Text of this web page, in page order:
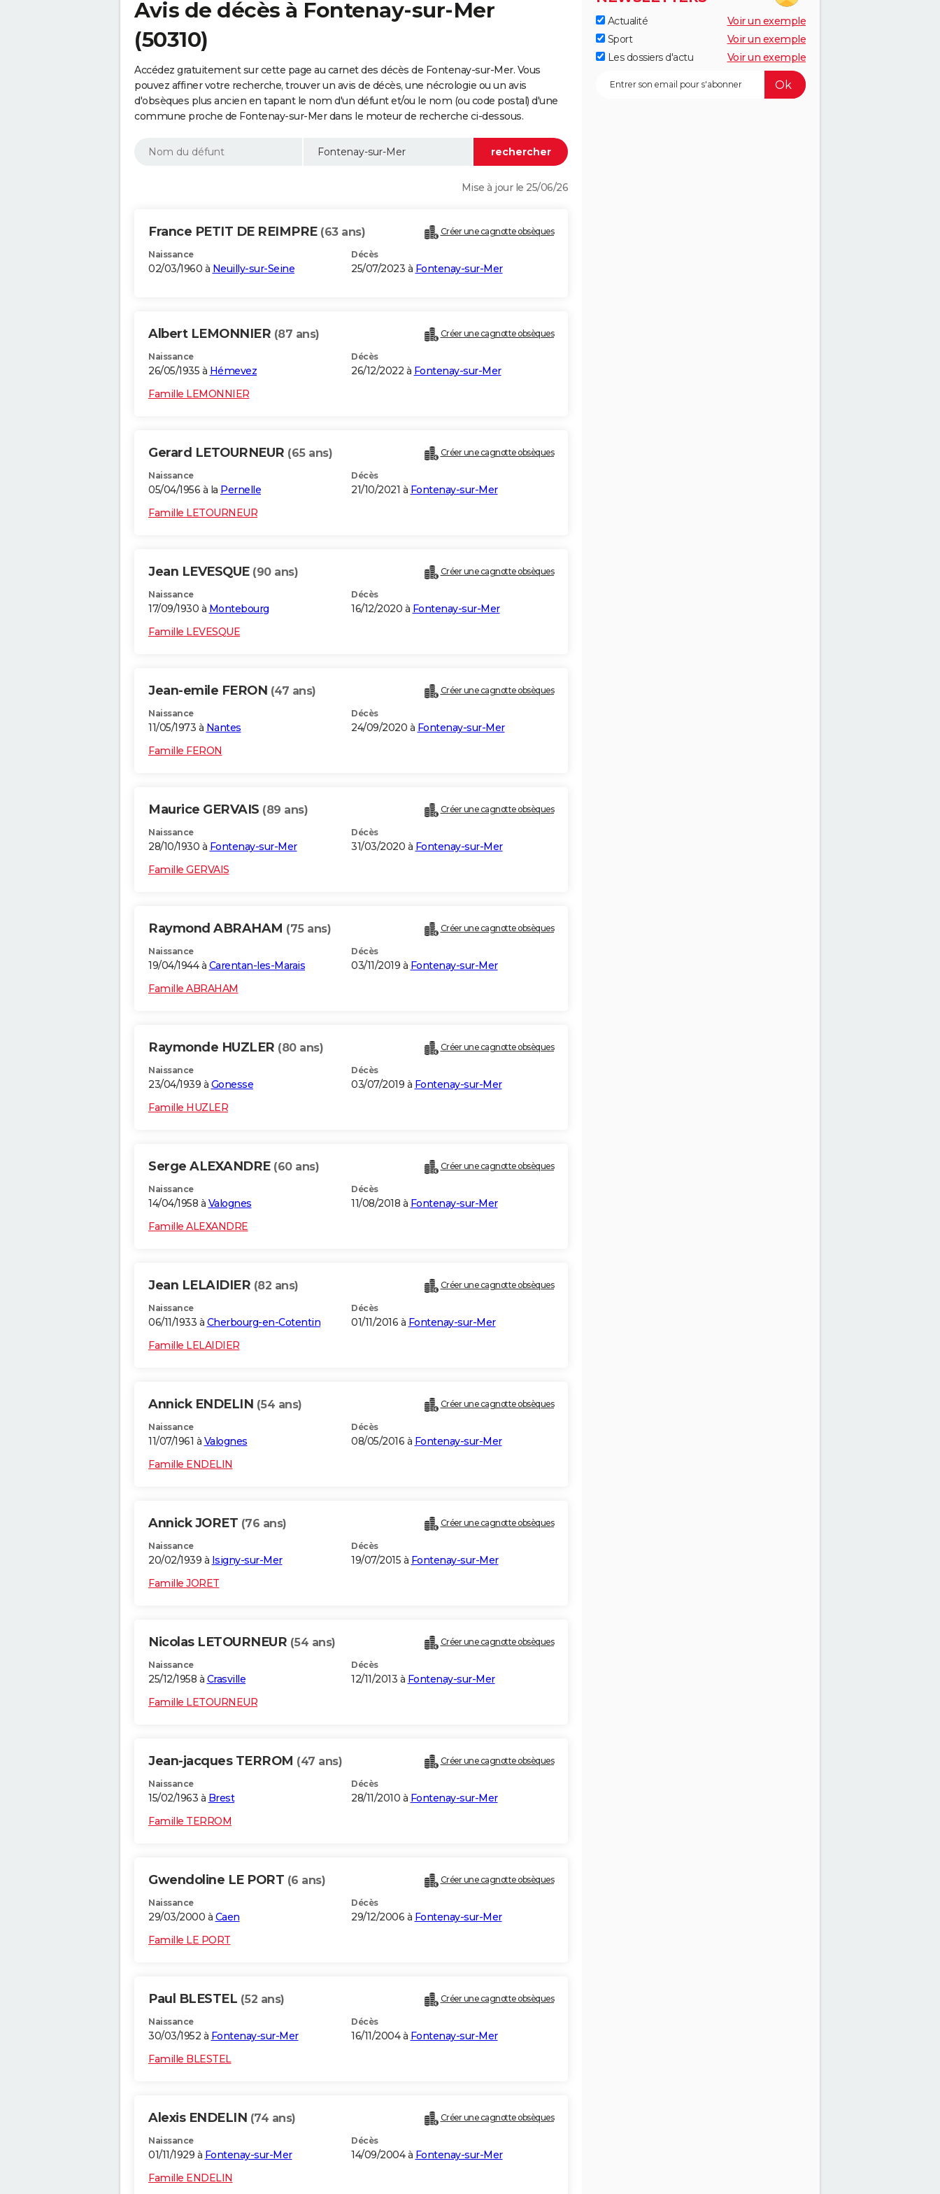
Avis de décès à Fontenay-sur-Mer
(50310)
Accédez gratuitement sur cette page au carnet des décès de Fontenay-sur-Mer. Vous
pouvez affiner votre recherche, trouver un avis de décès, une nécrologie ou un avis
d'obsèques plus ancien en tapant le nom d'un défunt et/ou le nom (ou code postal) d'une
commune proche de Fontenay-sur-Mer dans le moteur de recherche ci-dessous.
Mise à jour le 25/06/26
France PETIT DE REIMPRE (63 ans) Créer une cagnotte obsèques
Naissance
02/03/1960 à Neuilly-sur-Seine
Décès
25/07/2023 à Fontenay-sur-Mer
Albert LEMONNIER (87 ans) Créer une cagnotte obsèques
Naissance
26/05/1935 à Hémevez
Décès
26/12/2022 à Fontenay-sur-Mer
Famille LEMONNIER
Gerard LETOURNEUR (65 ans) Créer une cagnotte obsèques
Naissance
05/04/1956 à la Pernelle
Décès
21/10/2021 à Fontenay-sur-Mer
Famille LETOURNEUR
Jean LEVESQUE (90 ans) Créer une cagnotte obsèques
Naissance
17/09/1930 à Montebourg
Décès
16/12/2020 à Fontenay-sur-Mer
Famille LEVESQUE
Jean-emile FERON (47 ans) Créer une cagnotte obsèques
Naissance
11/05/1973 à Nantes
Décès
24/09/2020 à Fontenay-sur-Mer
Famille FERON
Maurice GERVAIS (89 ans) Créer une cagnotte obsèques
Naissance
28/10/1930 à Fontenay-sur-Mer
Décès
31/03/2020 à Fontenay-sur-Mer
Famille GERVAIS
Raymond ABRAHAM (75 ans) Créer une cagnotte obsèques
Naissance
19/04/1944 à Carentan-les-Marais
Décès
03/11/2019 à Fontenay-sur-Mer
Famille ABRAHAM
Raymonde HUZLER (80 ans) Créer une cagnotte obsèques
Naissance
23/04/1939 à Gonesse
Décès
03/07/2019 à Fontenay-sur-Mer
Famille HUZLER
Serge ALEXANDRE (60 ans) Créer une cagnotte obsèques
Naissance
14/04/1958 à Valognes
Décès
11/08/2018 à Fontenay-sur-Mer
Famille ALEXANDRE
Jean LELAIDIER (82 ans) Créer une cagnotte obsèques
Naissance
06/11/1933 à Cherbourg-en-Cotentin
Décès
01/11/2016 à Fontenay-sur-Mer
Famille LELAIDIER
Annick ENDELIN (54 ans) Créer une cagnotte obsèques
Naissance
11/07/1961 à Valognes
Décès
08/05/2016 à Fontenay-sur-Mer
Famille ENDELIN
Annick JORET (76 ans) Créer une cagnotte obsèques
Naissance
20/02/1939 à Isigny-sur-Mer
Décès
19/07/2015 à Fontenay-sur-Mer
Famille JORET
Nicolas LETOURNEUR (54 ans) Créer une cagnotte obsèques
Naissance
25/12/1958 à Crasville
Décès
12/11/2013 à Fontenay-sur-Mer
Famille LETOURNEUR
Jean-jacques TERROM (47 ans) Créer une cagnotte obsèques
Naissance
15/02/1963 à Brest
Décès
28/11/2010 à Fontenay-sur-Mer
Famille TERROM
Gwendoline LE PORT (6 ans) Créer une cagnotte obsèques
Naissance
29/03/2000 à Caen
Décès
29/12/2006 à Fontenay-sur-Mer
Famille LE PORT
Paul BLESTEL (52 ans) Créer une cagnotte obsèques
Naissance
30/03/1952 à Fontenay-sur-Mer
Décès
16/11/2004 à Fontenay-sur-Mer
Famille BLESTEL
Alexis ENDELIN (74 ans) Créer une cagnotte obsèques
Naissance
01/11/1929 à Fontenay-sur-Mer
Décès
14/09/2004 à Fontenay-sur-Mer
Famille ENDELIN
Actualité
Voir un exemple
Sport
Voir un exemple
Les dossiers d'actu
Voir un exemple